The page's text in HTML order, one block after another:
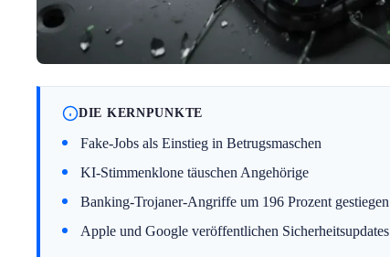
DIE KERNPUNKTE
Fake-Jobs als Einstieg in Betrugsmaschen
KI-Stimmenklone täuschen Angehörige
Banking-Trojaner-Angriffe um 196 Prozent gestiegen
Apple und Google veröffentlichen Sicherheitsupdates